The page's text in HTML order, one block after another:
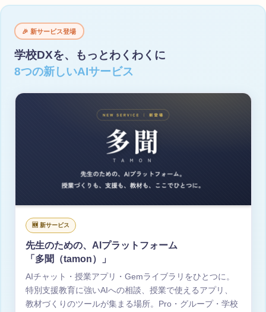
🎉 新サービス登場
学校DXを、もっとわくわくに
8つの新しいAIサービス
🆕 新サービス
先生のための、AIプラットフォーム
「多聞（tamon）」
AIチャット・授業アプリ・Gemライブラリをひとつに。
特別支援教育に強いAIへの相談、授業で使えるアプリ、
教材づくりのツールが集まる場所。Pro・グループ・学校